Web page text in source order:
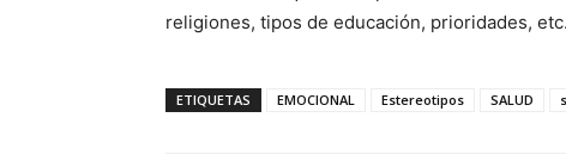
religiones, tipos de educación, prioridades, etc.
ETIQUETAS EMOCIONAL Estereotipos SALUD